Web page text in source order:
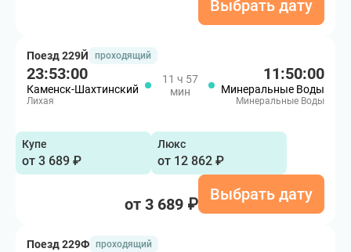
Выбрать дату
Поезд 229Й проходящий
23:53:00
Каменск-Шахтинский
Лихая
11 ч 57
мин
11:50:00
Минеральные Воды
Минеральные Воды
Купе
от 3 689 ₽
Люкс
от 12 862 ₽
от 3 689 ₽
Выбрать дату
Поезд 229Ф проходящий